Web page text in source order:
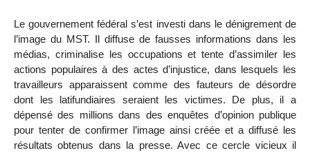
Le gouvernement fédéral s’est investi dans le dénigrement de
l’image du MST. Il diffuse de fausses informations dans les
médias, criminalise les occupations et tente d’assimiler les
actions populaires à des actes d’injustice, dans lesquels les
travailleurs apparaissent comme des fauteurs de désordre
dont les latifundiaires seraient les victimes. De plus, il a
dépensé des millions dans des enquêtes d’opinion publique
pour tenter de confirmer l’image ainsi créée et a diffusé les
résultats obtenus dans la presse. Avec ce cercle vicieux il